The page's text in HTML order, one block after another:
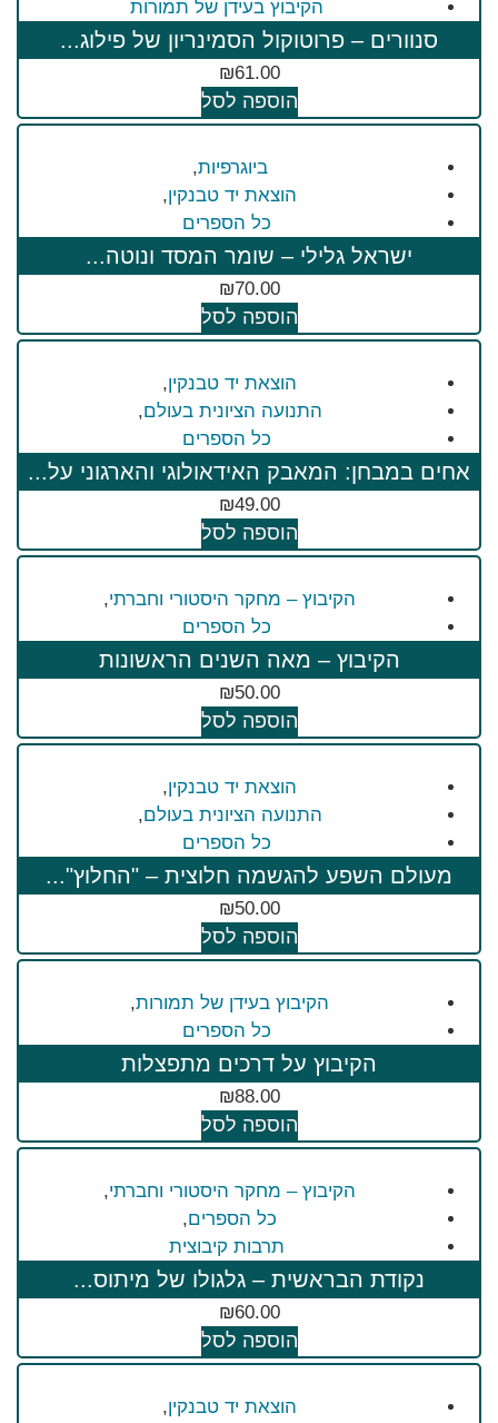
הקיבוץ בעידן של תמורות
סנוורים – פרוטוקול הסמינריון של פילוג...
₪61.00
הוספה לסל
ביוגרפיות,
הוצאת יד טבנקין,
כל הספרים
ישראל גלילי – שומר המסד ונוטה...
₪70.00
הוספה לסל
הוצאת יד טבנקין,
התנועה הציונית בעולם,
כל הספרים
אחים במבחן: המאבק האידאולוגי והארגוני על...
₪49.00
הוספה לסל
הקיבוץ – מחקר היסטורי וחברתי,
כל הספרים
הקיבוץ – מאה השנים הראשונות
₪50.00
הוספה לסל
הוצאת יד טבנקין,
התנועה הציונית בעולם,
כל הספרים
מעולם השפע להגשמה חלוצית – "החלוץ"...
₪50.00
הוספה לסל
הקיבוץ בעידן של תמורות,
כל הספרים
הקיבוץ על דרכים מתפצלות
₪88.00
הוספה לסל
הקיבוץ – מחקר היסטורי וחברתי,
כל הספרים,
תרבות קיבוצית
נקודת הבראשית – גלגולו של מיתוס...
₪60.00
הוספה לסל
הוצאת יד טבנקין,